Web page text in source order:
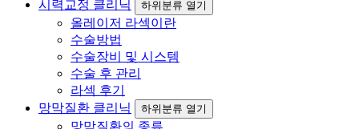
시력교정 클리닉
하위분류 열기
올레이저 라섹이란
수술방법
수술장비 및 시스템
수술 후 관리
라섹 후기
망막질환 클리닉
하위분류 열기
망막질환의 종류